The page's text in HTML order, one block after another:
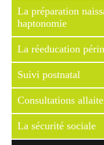
La préparation
haptonomie
La réeducation
Suivi postnatal
Consultations
La sécurité sociale